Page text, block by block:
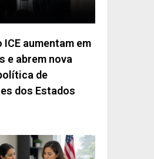
ICE aumentam em
e abrem nova
de
dos Estados